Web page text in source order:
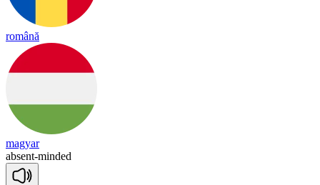
română
magyar
absent-minded